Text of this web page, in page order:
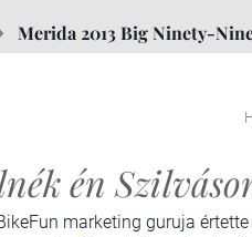
Merida 2013 Big Ninety-
én
marketing guruja